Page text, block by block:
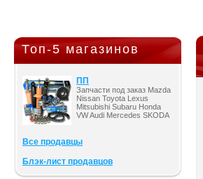
Топ-5 магазинов
ПП
Запчасти под заказ Mazda
Nissan Toyota Lexus
Mitsubishi Subaru Honda
VW Audi Mercedes SKODA
Все продавцы
Блэк-лист продавцов